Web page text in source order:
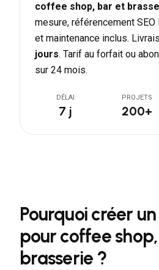
coffee shop, bar et
mesure, référencement
et maintenance inclus.
jours. Tarif au forfait ou
sur 24 mois.
DÉLAI
7 j
PROJETS
200+
Pourquoi créer
pourcoffee
brasserie ?